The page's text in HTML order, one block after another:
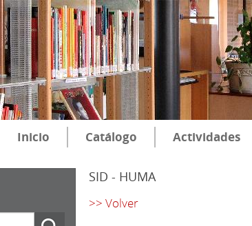
Inicio Catálogo Actividades
SID - HUMA
>> Volver